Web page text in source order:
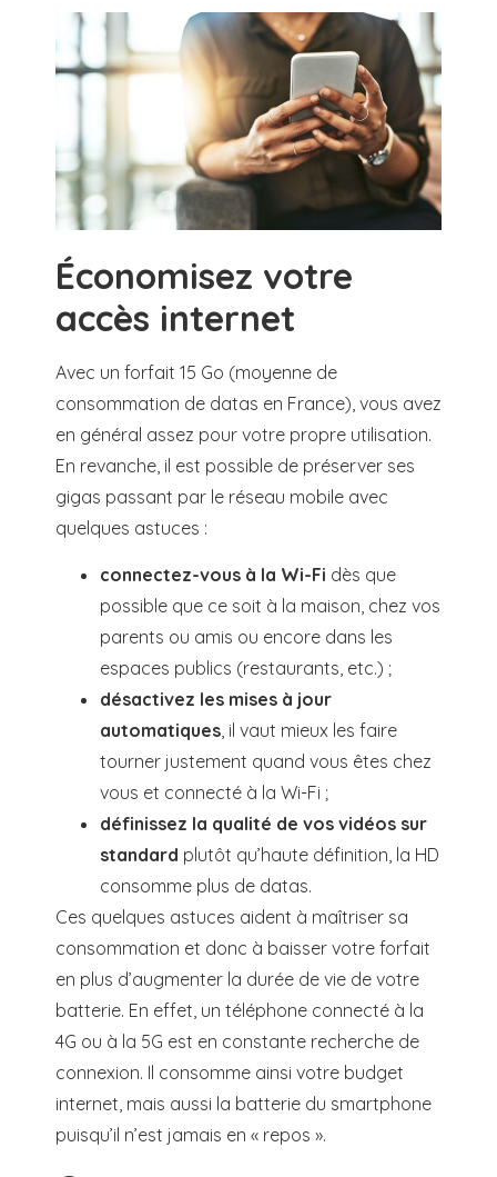
Économisez votre
accès internet
Avec un forfait 15 Go (moyenne de
consommation de datas en France), vous avez
en général assez pour votre propre utilisation.
En revanche, il est possible de préserver ses
gigas passant par le réseau mobile avec
quelques astuces :
connectez-vous à la Wi-Fi dès que
possible que ce soit à la maison, chez vos
parents ou amis ou encore dans les
espaces publics (restaurants, etc.) ;
désactivez les mises à jour
automatiques, il vaut mieux les faire
tourner justement quand vous êtes chez
vous et connecté à la Wi-Fi ;
définissez la qualité de vos vidéos sur
standard plutôt qu’haute définition, la HD
consomme plus de datas.
Ces quelques astuces aident à maîtriser sa
consommation et donc à baisser votre forfait
en plus d’augmenter la durée de vie de votre
batterie. En effet, un téléphone connecté à la
4G ou à la 5G est en constante recherche de
connexion. Il consomme ainsi votre budget
internet, mais aussi la batterie du smartphone
puisqu’il n’est jamais en « repos ».